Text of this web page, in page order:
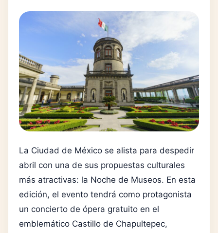
La Ciudad de México se alista para despedir
abril con una de sus propuestas culturales
más atractivas: la Noche de Museos. En esta
edición, el evento tendrá como protagonista
un concierto de ópera gratuito en el
emblemático Castillo de Chapultepec,